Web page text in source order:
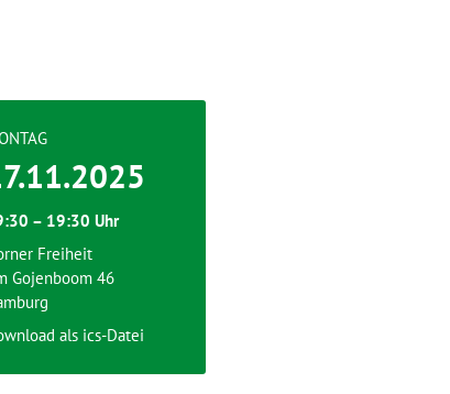
– 19:30 Uhr
Freiheit
Gojenboom 46
als ics-Datei